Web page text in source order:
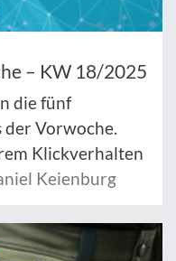
– KW 18/2025
die fünf
Vorwoche.
Klickverhalten
Keienburg